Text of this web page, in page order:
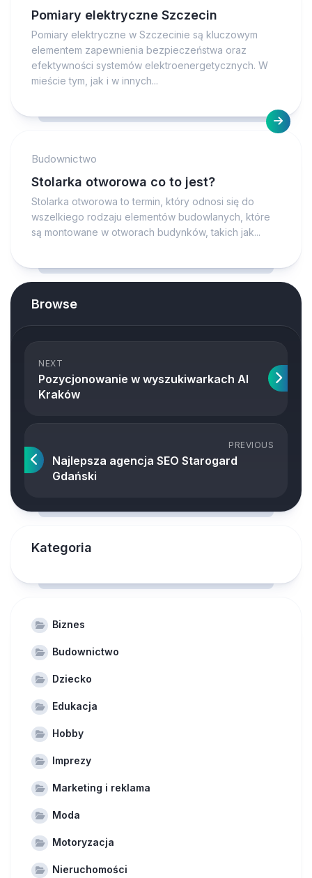
Pomiary elektryczne Szczecin
Pomiary elektryczne w Szczecinie są kluczowym
elementem zapewnienia bezpieczeństwa oraz
efektywności systemów elektroenergetycznych. W
mieście tym, jak i w innych...
Budownictwo
Stolarka otworowa co to jest?
Stolarka otworowa to termin, który odnosi się do
wszelkiego rodzaju elementów budowlanych, które
są montowane w otworach budynków, takich jak...
Browse
NEXT
Pozycjonowanie w wyszukiwarkach AI
Kraków
PREVIOUS
Najlepsza agencja SEO Starogard
Gdański
Kategoria
Biznes
Budownictwo
Dziecko
Edukacja
Hobby
Imprezy
Marketing i reklama
Moda
Motoryzacja
Nieruchomości